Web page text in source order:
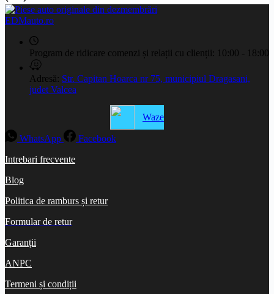
EDMauto.ro
Program de ridicare comenzi și relații cu clienții: 10:00 - 18:00
Adresă: Str. Capitan Hoarca nr 75, municipiul Dragasani,
judet Valcea
Waze
WhatsApp
Facebook
Intrebari frecvente
Blog
Politica de ramburs și retur
Formular de retur
Garanții
ANPC
Termeni și condiții